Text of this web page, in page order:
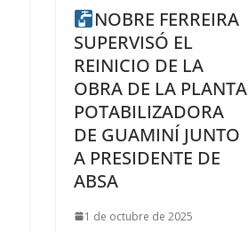
NOBRE FERREIRA
SUPERVISÓ EL
REINICIO DE LA
OBRA DE LA PLANTA
POTABILIZADORA
DE GUAMINÍ JUNTO
A PRESIDENTE DE
ABSA
1 de octubre de 2025